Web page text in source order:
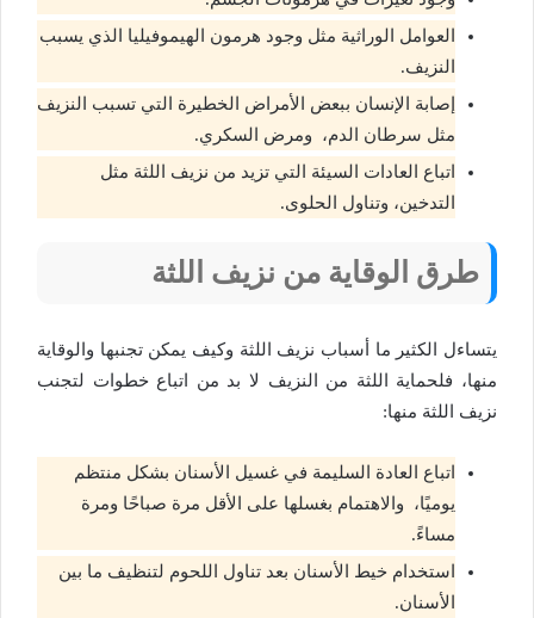
العوامل الوراثية مثل وجود هرمون الهيموفيليا الذي يسبب
النزيف.
إصابة الإنسان ببعض الأمراض الخطيرة التي تسبب النزيف
مثل سرطان الدم، ومرض السكري.
اتباع العادات السيئة التي تزيد من نزيف اللثة مثل
التدخين، وتناول الحلوى.
طرق الوقاية من نزيف اللثة
يتساءل الكثير ما أسباب نزيف اللثة وكيف يمكن تجنبها والوقاية
منها، فلحماية اللثة من النزيف لا بد من اتباع خطوات لتجنب
نزيف اللثة منها:
اتباع العادة السليمة في غسيل الأسنان بشكل منتظم
يوميًا، والاهتمام بغسلها على الأقل مرة صباحًا ومرة
مساءً.
استخدام خيط الأسنان بعد تناول اللحوم لتنظيف ما بين
الأسنان.